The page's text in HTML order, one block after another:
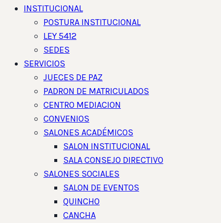
INSTITUCIONAL
POSTURA INSTITUCIONAL
LEY 5412
SEDES
SERVICIOS
JUECES DE PAZ
PADRON DE MATRICULADOS
CENTRO MEDIACION
CONVENIOS
SALONES ACADÉMICOS
SALON INSTITUCIONAL
SALA CONSEJO DIRECTIVO
SALONES SOCIALES
SALON DE EVENTOS
QUINCHO
CANCHA